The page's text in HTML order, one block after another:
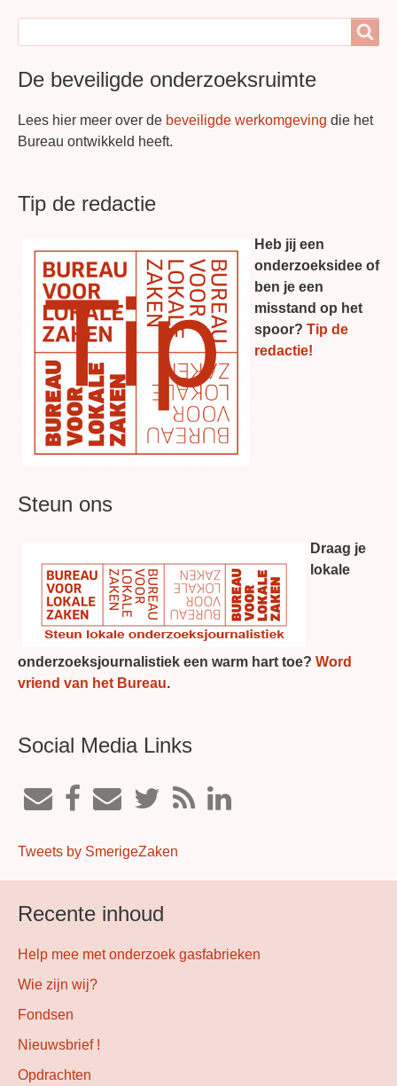
De beveiligde onderzoeksruimte
Lees hier meer over de beveiligde werkomgeving die het
Bureau ontwikkeld heeft.
Tip de redactie
Heb jij een
onderzoeksidee of
ben je een
misstand op het
spoor? Tip de
redactie!
Steun ons
Draag je
lokale
onderzoeksjournalistiek een warm hart toe? Word
vriend van het Bureau.
Social Media Links
Tweets by SmerigeZaken
Recente inhoud
Help mee met onderzoek gasfabrieken
Wie zijn wij?
Fondsen
Nieuwsbrief !
Opdrachten